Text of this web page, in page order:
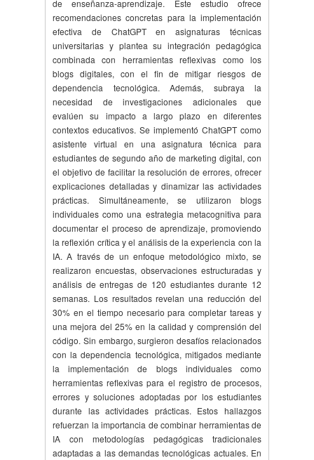
de enseñanza-aprendizaje. Este estudio ofrece
recomendaciones concretas para la implementación
efectiva de ChatGPT en asignaturas técnicas
universitarias y plantea su integración pedagógica
combinada con herramientas reflexivas como los
blogs digitales, con el fin de mitigar riesgos de
dependencia tecnológica. Además, subraya la
necesidad de investigaciones adicionales que
evalúen su impacto a largo plazo en diferentes
contextos educativos. Se implementó ChatGPT como
asistente virtual en una asignatura técnica para
estudiantes de segundo año de marketing digital, con
el objetivo de facilitar la resolución de errores, ofrecer
explicaciones detalladas y dinamizar las actividades
prácticas. Simultáneamente, se utilizaron blogs
individuales como una estrategia metacognitiva para
documentar el proceso de aprendizaje, promoviendo
la reflexión crítica y el análisis de la experiencia con la
IA. A través de un enfoque metodológico mixto, se
realizaron encuestas, observaciones estructuradas y
análisis de entregas de 120 estudiantes durante 12
semanas. Los resultados revelan una reducción del
30% en el tiempo necesario para completar tareas y
una mejora del 25% en la calidad y comprensión del
código. Sin embargo, surgieron desafíos relacionados
con la dependencia tecnológica, mitigados mediante
la implementación de blogs individuales como
herramientas reflexivas para el registro de procesos,
errores y soluciones adoptadas por los estudiantes
durante las actividades prácticas. Estos hallazgos
refuerzan la importancia de combinar herramientas de
IA con metodologías pedagógicas tradicionales
adaptadas a las demandas tecnológicas actuales. En